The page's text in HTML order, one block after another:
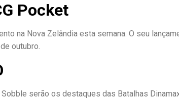
Pocket
na Nova Zelândia esta semana. O seu
outubro.
Sobble serão os destaques das Batalhas